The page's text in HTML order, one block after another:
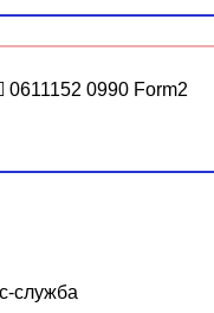
0611152 0990 Form2
служба